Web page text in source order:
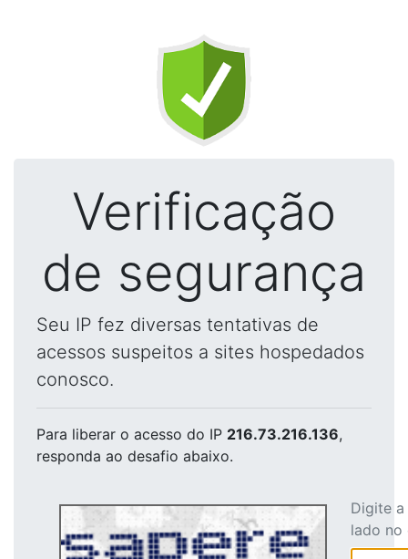
Verificação
de segurança
Seu IP fez diversas tentativas de
acessos suspeitos a sites hospedados
conosco.
Para liberar o acesso do IP 216.73.216.136,
responda ao desafio abaixo.
Digite
lado no